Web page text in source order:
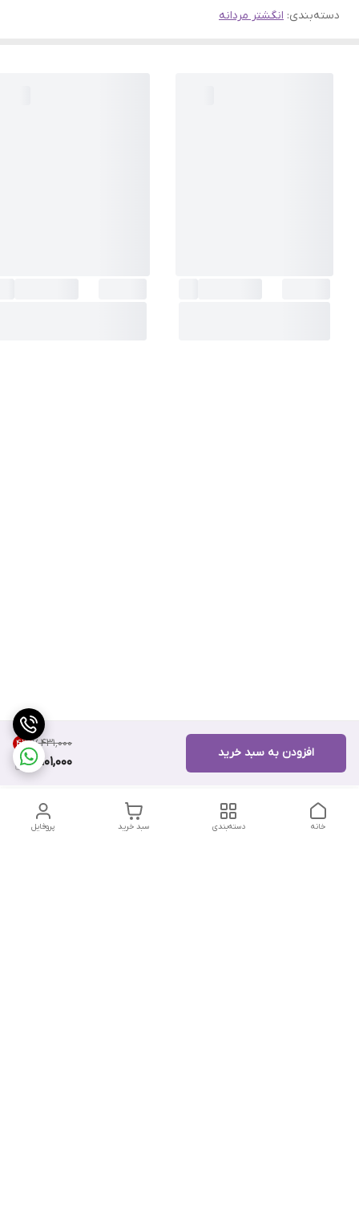
۷٬۴۳۱٬۰۰۰ 4%
7,101,000
افزودن به سبد خرید
دسته‌بندی: انگشتر مردانه
پروفایل سبد خرید دسته‌بندی خانه